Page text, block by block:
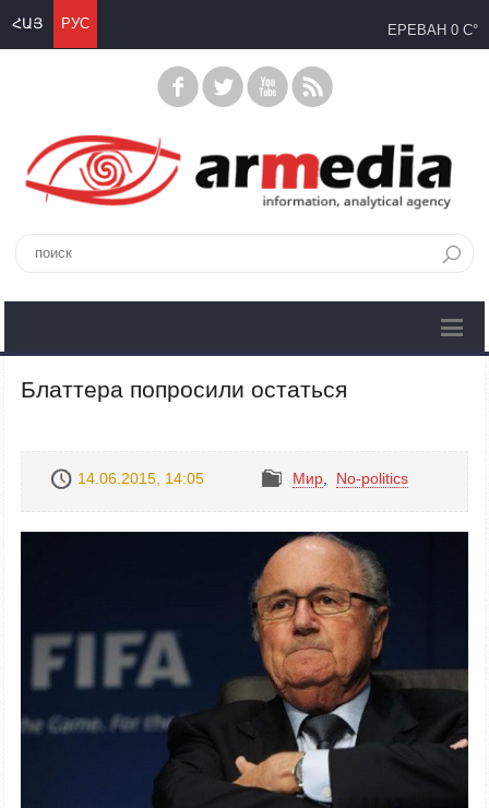
ՀԱՅ РУС ЕРЕВАН 0 C°
Блаттера попросили остаться
14.06.2015, 14:05 Mир No-politics